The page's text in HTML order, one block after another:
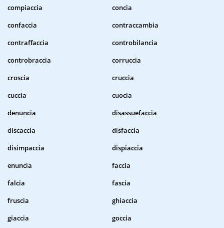
compiaccia
concia
confaccia
contraccambia
contraffaccia
controbilancia
controbraccia
corruccia
croscia
cruccia
cuccia
cuocia
denuncia
disassuefaccia
discaccia
disfaccia
disimpaccia
dispiaccia
enuncia
faccia
falcia
fascia
fruscia
ghiaccia
giaccia
goccia